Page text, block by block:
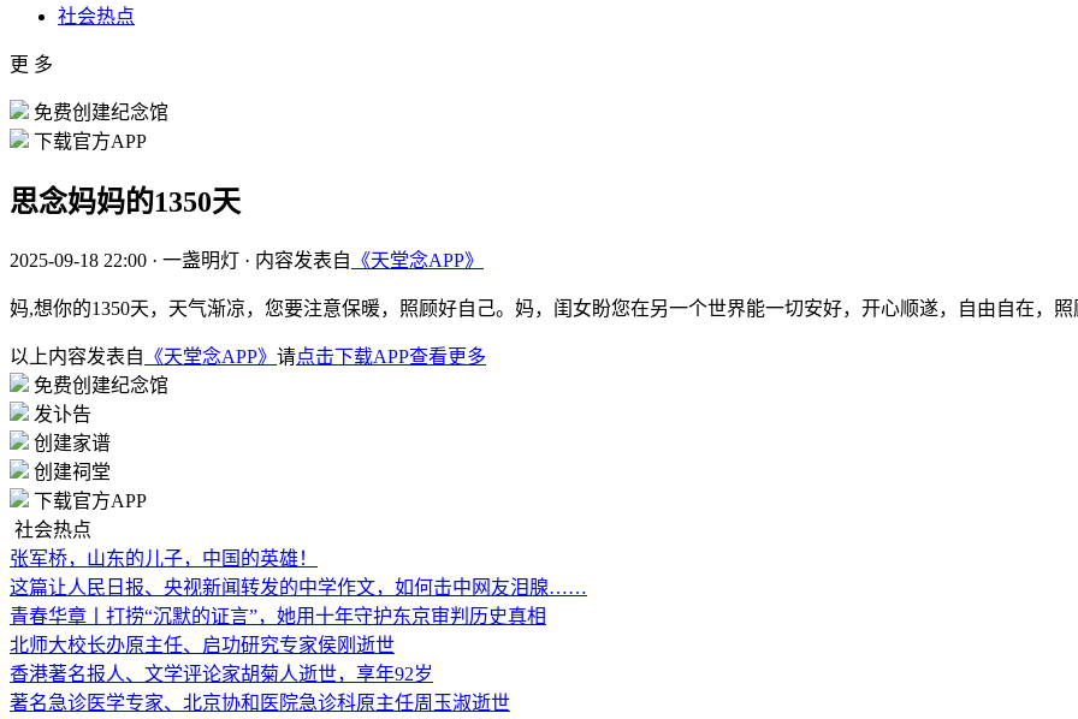
社会热点
更 多
免费创建纪念馆
下载官方APP
思念妈妈的1350天
2025-09-18 22:00 · 一盏明灯 · 内容发表自 《天堂念APP》
妈,想你的1350天，天气渐凉，您要注意保暖，照顾好自己。妈，闺女盼您在另一个世界能一切安好，开心顺遂，自由自在，
以上内容发表自 《天堂念APP》 请点击下载APP查看更多
免费创建纪念馆
发讣告
创建家谱
创建祠堂
下载官方APP
社会热点
张军桥，山东的儿子，中国的英雄！
这篇让人民日报、央视新闻转发的中学作文，如何击中网友泪腺……
青春华章丨打捞“沉默的证言”，她用十年守护东京审判历史真相
北师大校长办原主任、启功研究专家侯刚逝世
香港著名报人、文学评论家胡菊人逝世，享年92岁
著名急诊医学专家、北京协和医院急诊科原主任周玉淑逝世